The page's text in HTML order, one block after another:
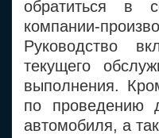
обратиться в
компании-
Руководство
текущего
выполнения.
по проведению
автомобиля, а